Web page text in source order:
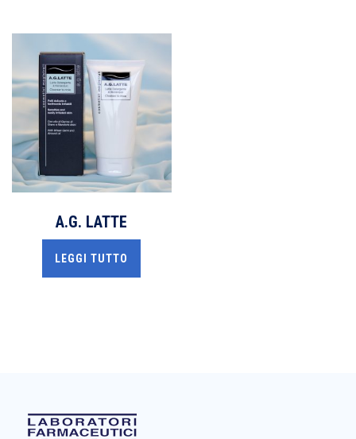
A.G. LATTE
LEGGI TUTTO